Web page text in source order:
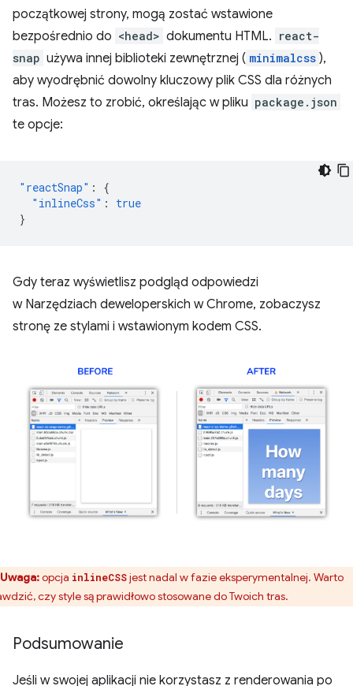
początkowej strony, mogą zostać wstawione
bezpośrednio do <head> dokumentu HTML. react-
snap używa innej biblioteki zewnętrznej ( minimalcss ),
aby wyodrębnić dowolny kluczowy plik CSS dla różnych
tras. Możesz to zrobić, określając w pliku package.json
te opcje:
"reactSnap" :
{
"inlineCss" :
true
}
Gdy teraz wyświetlisz podgląd odpowiedzi
w Narzędziach deweloperskich w Chrome, zobaczysz
stronę ze stylami i wstawionym kodem CSS.
Uwaga:opcja inlineCSSjest nadal w fazie eksperymentalnej. Warto
czy style są prawidłowo stosowane do Twoich tras.
Podsumowanie
Jeśli w swojej aplikacji nie korzystasz z renderowania po